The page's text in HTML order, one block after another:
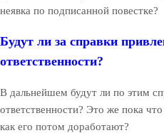
неявка по подписанной повестке?
Будут ли за справки
ответственности?
В дальнейшем будут ли по этим
ответственности? Это же пока
как его потом доработают?